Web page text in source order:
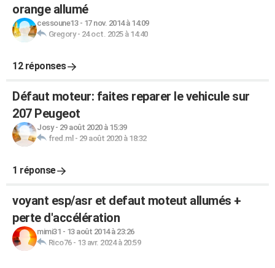
orange allumé
cessoune13- 17 nov. 2014 à 14:09
Gregory- 24 oct. 2025 à 14:40
12 réponses
Défaut moteur: faites reparer le vehicule sur
207 Peugeot
Josy- 29 août 2020 à 15:39
fred.ml - 29 août 2020 à 18:32
1 réponse
voyant esp/asr et defaut moteut allumés +
perte d'accélération
mimi31 - 13 août 2014 à 23:26
Rico76- 13 avr. 2024 à 20:59